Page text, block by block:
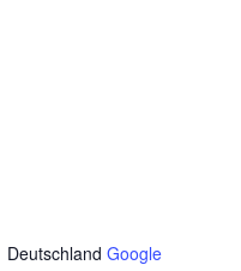
Deutschland Google